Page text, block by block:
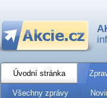
Úvodní stránka
Všechny zprávy